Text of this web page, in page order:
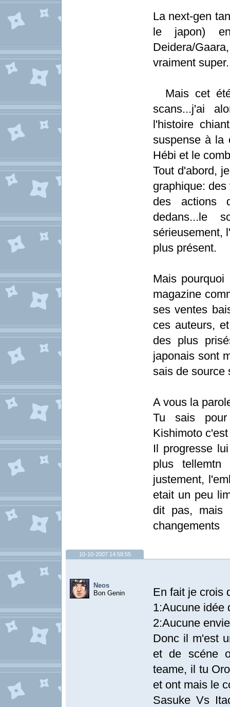
La next-gen
le japon)
Deidera/
vraiment
Mais cet
scans...j'ai
l'histoire
suspense à la
Hébi et le
Tout d'abord,
graphique:
des actions
dedans...le
sérieusement,
plus présent.
Mais
magazine
ses ventes
ces auteurs,
des plus
japonais sont
sais de source
A vous la
Tu sais
Kishimoto
Il progresse
plus
justement,
etait un peu
dit pas, mais
changements
10-10-2007 14:58:55
Neos
Bon Genin
En fait je crois
1:Aucune idée
2:Aucune
Donc il m'est
et de scéne
teame, il tu
et ont mais le
Sasuke Vs